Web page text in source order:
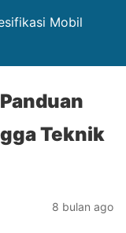
Mobil
Teknik
8 bulan ago